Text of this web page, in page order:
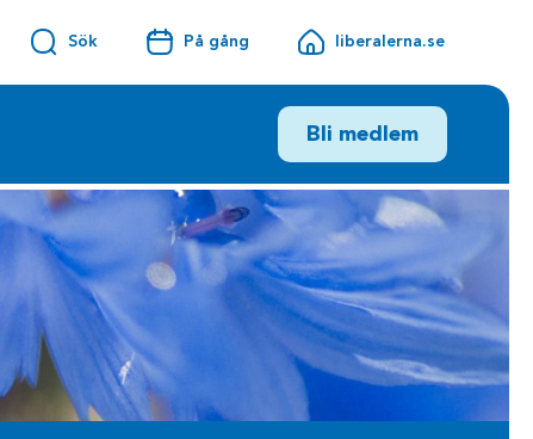
Sök På gång liberalerna.se
Bli medlem